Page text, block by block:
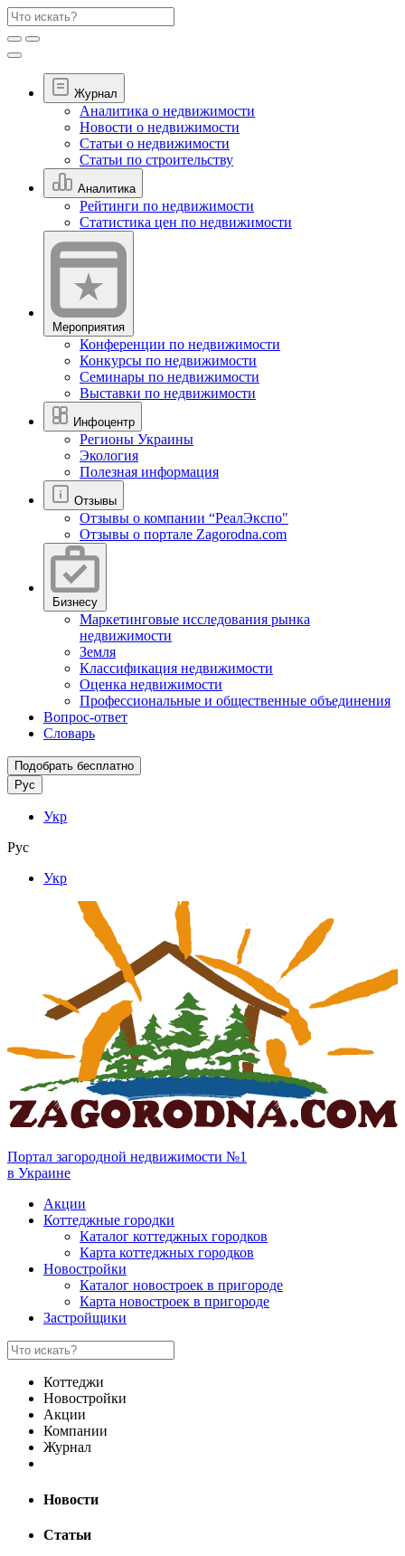
Журнал
Аналитика о недвижимости
Новости о недвижимости
Статьи о недвижимости
Статьи по строительству
Аналитика
Рейтинги по недвижимости
Статистика цен по недвижимости
Мероприятия
Конференции по недвижимости
Конкурсы по недвижимости
Семинары по недвижимости
Выставки по недвижимости
Инфоцентр
Регионы Украины
Экология
Полезная информация
Отзывы
Отзывы о компании “РеалЭкспо"
Отзывы о портале Zagorodna.com
Бизнесу
Маркетинговые исследования рынка
недвижимости
Земля
Классификация недвижимости
Оценка недвижимости
Профессиональные и общественные объединения
Вопрос-ответ
Словарь
Подобрать бесплатно
Рус
Укр
Рус
Укр
Портал загородной недвижимости №1
в Украине
Акции
Коттеджные городки
Каталог коттеджных городков
Карта коттеджных городков
Новостройки
Каталог новостроек в пригороде
Карта новостроек в пригороде
Застройщики
Коттеджи
Новостройки
Акции
Компании
Журнал
Новости
Статьи